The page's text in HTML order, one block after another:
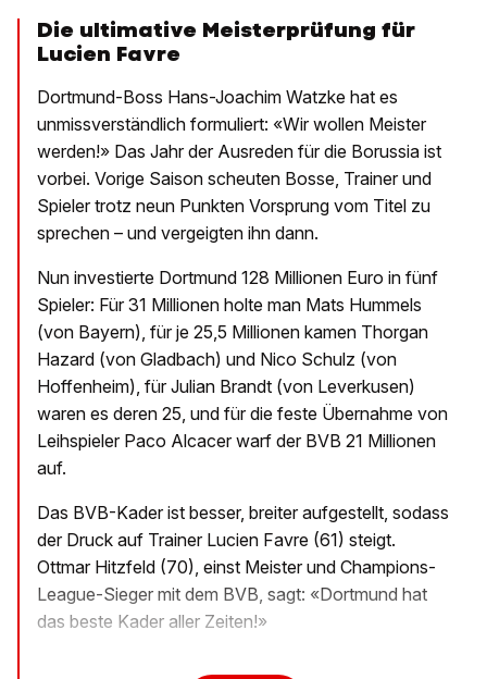
Die ultimative Meisterprüfung für
Lucien Favre
Dortmund-Boss Hans-Joachim Watzke hat es
unmissverständlich formuliert: «Wir wollen Meister
werden!» Das Jahr der Ausreden für die Borussia ist
vorbei. Vorige Saison scheuten Bosse, Trainer und
Spieler trotz neun Punkten Vorsprung vom Titel zu
sprechen – und vergeigten ihn dann.
Nun investierte Dortmund 128 Millionen Euro in fünf
Spieler: Für 31 Millionen holte man Mats Hummels
(von Bayern), für je 25,5 Millionen kamen Thorgan
Hazard (von Gladbach) und Nico Schulz (von
Hoffenheim), für Julian Brandt (von Leverkusen)
waren es deren 25, und für die feste Übernahme von
Leihspieler Paco Alcacer warf der BVB 21 Millionen
auf.
Das BVB-Kader ist besser, breiter aufgestellt, sodass
der Druck auf Trainer Lucien Favre (61) steigt.
Ottmar Hitzfeld (70), einst Meister und Champions-
League-Sieger mit dem BVB, sagt: «Dortmund hat
das beste Kader aller Zeiten!»